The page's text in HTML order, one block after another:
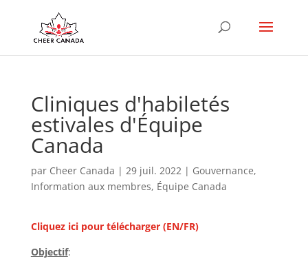
Cliniques d'habiletés
estivales d'Équipe
Canada
par Cheer Canada | 29 juil. 2022| Gouvernance,
Information aux membres, Équipe Canada
Cliquez ici pour télécharger (EN/FR)
Objectif: